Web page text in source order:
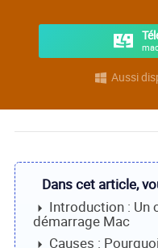
 Aussi
Dans cet article,
Introduction : Un
démarrage Mac
Causes :